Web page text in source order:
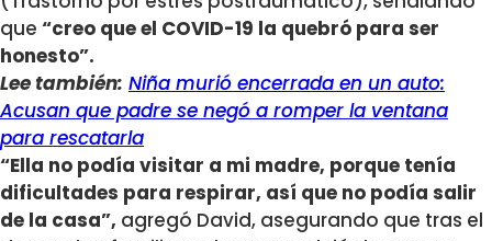
que “creo que el COVID-19 la quebró para ser
honesto”.
Lee también: Niña murió encerrada en un auto:
Acusan que padre se negó a romper la ventana
para rescatarla
“Ella no podía visitar a mi madre, porque tenía
dificultades para respirar, así que no podía salir
de la casa”, agregó David, asegurando que tras el